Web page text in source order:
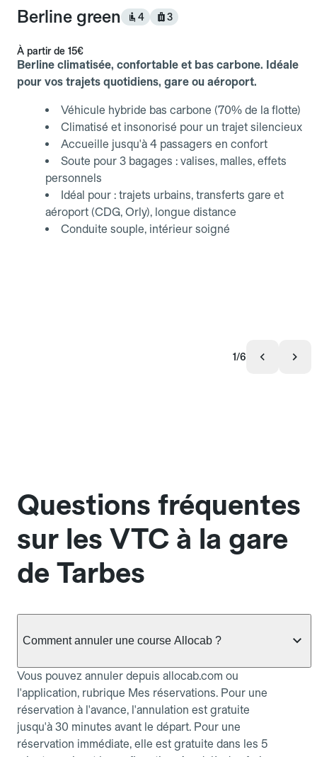
Berline green 4 3
À partir de 15€
Berline climatisée, confortable et bas carbone. Idéale
pour vos trajets quotidiens, gare ou aéroport.
Véhicule hybride bas carbone (70% de la flotte)
Climatisé et insonorisé pour un trajet silencieux
Accueille jusqu'à 4 passagers en confort
Soute pour 3 bagages : valises, malles, effets
personnels
Idéal pour : trajets urbains, transferts gare et
aéroport (CDG, Orly), longue distance
Conduite souple, intérieur soigné
1/6
Questions fréquentes
sur les VTC à la gare
de Tarbes
Comment annuler une course Allocab ?
Vous pouvez annuler depuis allocab.com ou
l'application, rubrique Mes réservations. Pour une
réservation à l'avance, l'annulation est gratuite
jusqu'à 30 minutes avant le départ. Pour une
réservation immédiate, elle est gratuite dans les 5